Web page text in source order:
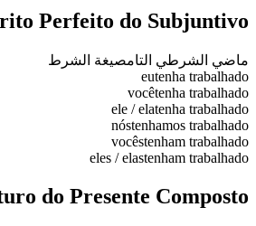
Perfeito do Subjuntivo
ماضي الشرطي التامصيغة الشرط
eutenha trabalhado
vocêtenha trabalhado
ele / elatenha trabalhado
nóstenhamos trabalhado
vocêstenham trabalhado
eles / elastenham trabalhado
do Presente Composto